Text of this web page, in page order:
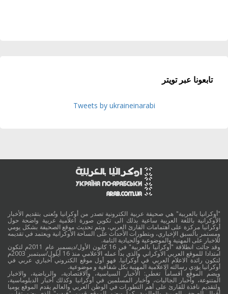
تابعونا عبر تويتر
Tweets by ukraineinarabi
"أوكرانيا بالعربية" هي صحيفة عربية الكترونية تصدر من أوكرانيا وتُعنى بتقديم الأخبار
الأوكرانية باللغة العربية ساعية بذلك الى تكوين صورة اعلامية عربية واضحة حول
أوكرانيا مركزة على اهتمامات القارئ العربي، ويتم تحديث موقع الصحيفة بشكل يومي
ومستمر بالسبق الإخباري، وبتطورات الأحداث على الساحة الأوكرانية ويعتمد في تقديمه
للاخبار على المهنية والموضوعية والحيادية التامة.
وقد جائت انطلاقة "أوكرانيا بالعربية" في 16 كانون الأول/ديسمبر عام 2011م لتكون
امتدادا للموقع العربي الاوكراني والذي بدأ عمله الاعلامي منذ 16 أيلول/سبتمبر 2003م
لتكون رائدة الاعلام العربي في أوكرانيا. فهو أول موقع الكتروني أخباري عربي في
أوكرانيا يؤدي رسالته الاعلامية المهنية بكل شفافية و موضوعية.
ويضم الموقع أقساماً تغطي: الأخبار السياسية، والاقتصادية، والرياضية، والاخبار
المتنوعة، وأخبار الجاليات، وأخبار المسلمين في أوكرانيا وكذلك أخبار الدبلوماسية،
ولتقديم نافذة للقارئ على أهم التطورات في الوطن العربي والعالم يقدم الموقع يوميا